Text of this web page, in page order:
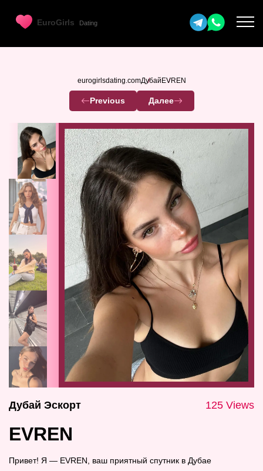
eurogirlsdating.comДубай EVREN
Previous Далее
Дубай Эскорт 125 Views
EVREN
Привет! Я — EVREN, ваш приятный спутник в Дубае